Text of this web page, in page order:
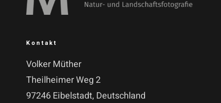
Kontakt
Volker Müther
Theilheimer Weg 2
97246 Eibelstadt, Deutschland